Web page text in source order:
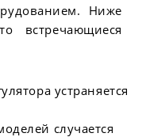
Ниже
встречающиеся
устраняется
случается